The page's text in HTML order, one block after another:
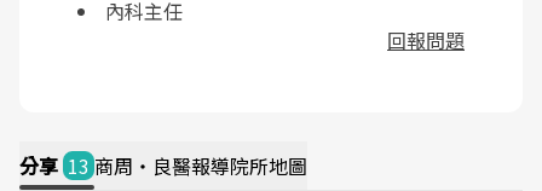
內科主任
回報問題
分享 13 商周・良醫報導院所地圖